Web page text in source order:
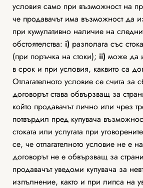
условия само при възможност на
че продавачът има възможност да
при кумулативно наличие на
обстоятелства: i) разполага със
(при поръчка на стоки); ii) може да
в срок и при условия, каквито са
Отлагателното условие се счита за
договорът става обвързващ за
който продавачът лично или чрез
потвърдил пред купувача
стоката или услугата при
се, че отлагателното условие не е
договорът не е обвързващ за
продавачът уведоми купувача за
изпълнение, както и при липса на